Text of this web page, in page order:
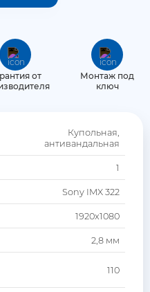
от
Монтаж под
ключ
Купольная,
антивандальная
1
Sony IMX 322
1920x1080
2,8 мм
110